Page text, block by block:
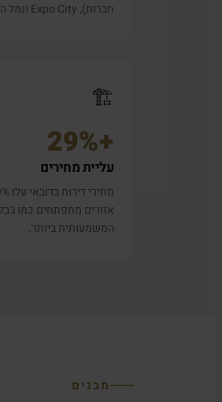
חברות), Expo City ונמל התעופה Al Maktoum.
🏗️
+29%
עליית מחירים
אזורים מתפתחים כמו
המשמעותית ביותר.
מבנים